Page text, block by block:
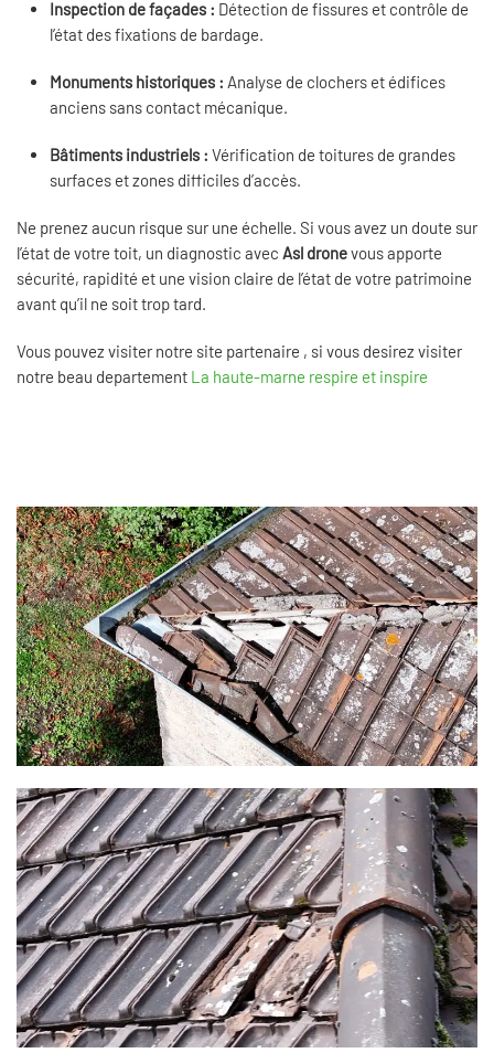
Inspection de façades : Détection de fissures et contrôle de
l’état des fixations de bardage.
Monuments historiques : Analyse de clochers et édifices
anciens sans contact mécanique.
Bâtiments industriels : Vérification de toitures de grandes
surfaces et zones difficiles d’accès.
Ne prenez aucun risque sur une échelle. Si vous avez un doute sur
l’état de votre toit, un diagnostic avec Asl dronevous apporte
sécurité, rapidité et une vision claire de l’état de votre patrimoine
avant qu’il ne soit trop tard.
Vous pouvez visiter notre site partenaire , si vous desirez visiter
notre beau departement La haute-marne respire et inspire